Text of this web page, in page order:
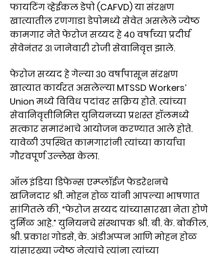
फायटिंग व्हेईकल डेपो (CAFVD) या संरक्षण
खात्यातील रणगाडा डेपोमध्ये सेवेत असलेले ज्येष्ठ
कामगार नेते फेरोज सय्यद हे ४० वर्षांच्या प्रदीर्घ
सेवेनंतर ३१ जानेवारी रोजी सेवानिवृत्त झाले.
फेरोज सय्यद हे गेल्या ३० वर्षांपासून संरक्षण
खात्यात कार्यरत असलेल्या MTSSD Workers’
Union मध्ये विविध पदांवर सक्रिय होते. त्यांच्या
सेवानिवृत्तीनिमित्त युनियनच्या प्रशस्त हॉलमध्ये
सत्कार समारंभाचे आयोजन करण्यात आले होते.
यावेळी उपस्थित कामगारांनी त्यांच्या कार्याचा
गौरवपूर्ण उल्लेख केला.
ऑल इंडिया डिफेन्स एम्प्लॉईज फेडरेशनचे
खजिनदार श्री. मोहन होळ यांनी आपल्या भाषणात
सांगितले की, “फेरोज सय्यद यांच्यासारखा नेता होणे
दुर्मिळ आहे.” युनियनचे संस्थापक श्री. बी. के. बोकील,
श्री. प्रकाश गोडसे, के. अंडीअप्पन आणि मोहन होळ
यांसारख्या ज्येष्ठ नेत्यांचे त्यांना त्यांच्या